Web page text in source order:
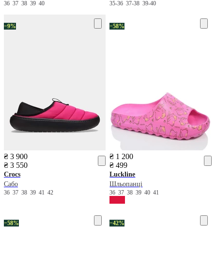
36 37 38 39 40 35-3637-3839-40
−9%
₴ 3 900
₴ 3 550
Crocs
Сабо
36 37 38 39 41 42
−58%
₴ 1 200
₴ 499
Luckline
Шльопанці
363738394041
−58% −42%